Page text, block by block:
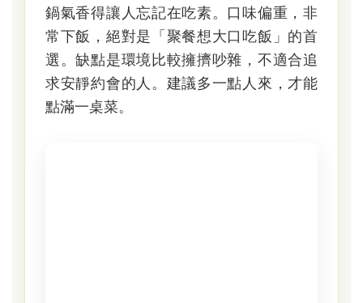
鍋氣香得讓人忘記在吃素。口味偏重，非
常下飯，絕對是「聚餐想大口吃飯」的首
選。缺點是環境比較擁擠吵雜，不適合追
求安靜約會的人。建議多一點人來，才能
點滿一桌菜。